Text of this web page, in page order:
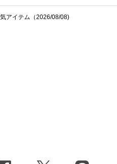
アイテム（2026/08/08)